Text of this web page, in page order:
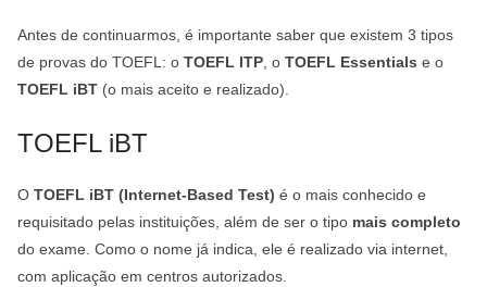
Antes de continuarmos, é importante saber que existem 3 tipos
de provas do TOEFL: o TOEFL ITP, o TOEFL Essentials e o
TOEFL iBT (o mais aceito e realizado).
TOEFL iBT
O TOEFL iBT (Internet-Based Test) é o mais conhecido e
requisitado pelas instituições, além de ser o tipo mais completo
do exame. Como o nome já indica, ele é realizado via internet,
com aplicação em centros autorizados.